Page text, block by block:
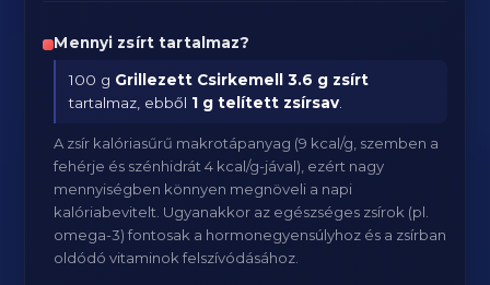
Mennyi zsírt tartalmaz?
100 g Grillezett Csirkemell
3.6 g zsírt
tartalmaz, ebből 1 g telített zsírsav
A zsír kalóriasűrű makrotápanyag (9 kcal/g, szemben a
fehérje és szénhidrát 4 kcal/g-jával), ezért nagy
mennyiségben könnyen megnöveli a napi
kalóriabevitelt. Ugyanakkor az egészséges zsírok (pl.
omega-3) fontosak a hormonegyensúlyhoz és a zsírban
oldódó vitaminok felszívódásához.